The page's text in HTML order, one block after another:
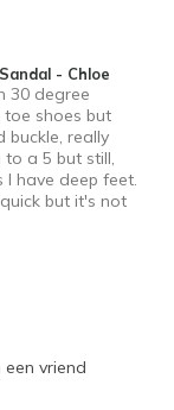
- Chloe
30 degree
shoes but
buckle, really
a 5 but still,
have deep feet.
but it's not
een vriend